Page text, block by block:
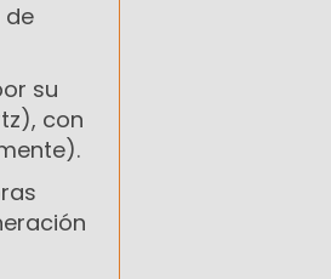
de
su
con